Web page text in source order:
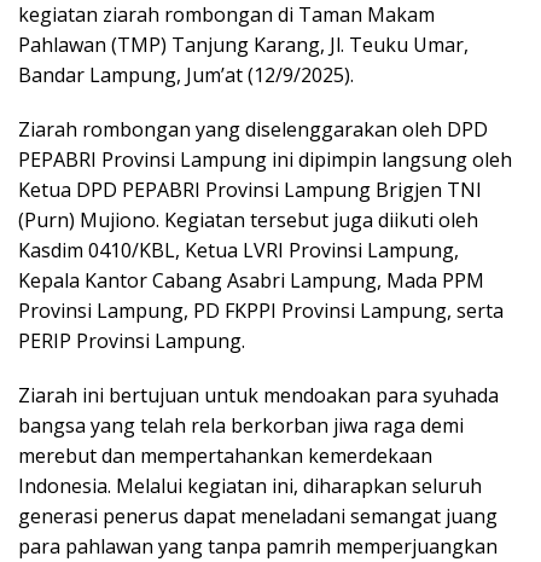
kegiatan ziarah rombongan di Taman Makam
Pahlawan (TMP) Tanjung Karang, Jl. Teuku Umar,
Bandar Lampung, Jum’at (12/9/2025).
Ziarah rombongan yang diselenggarakan oleh DPD
PEPABRI Provinsi Lampung ini dipimpin langsung oleh
Ketua DPD PEPABRI Provinsi Lampung Brigjen TNI
(Purn) Mujiono. Kegiatan tersebut juga diikuti oleh
Kasdim 0410/KBL, Ketua LVRI Provinsi Lampung,
Kepala Kantor Cabang Asabri Lampung, Mada PPM
Provinsi Lampung, PD FKPPI Provinsi Lampung, serta
PERIP Provinsi Lampung.
Ziarah ini bertujuan untuk mendoakan para syuhada
bangsa yang telah rela berkorban jiwa raga demi
merebut dan mempertahankan kemerdekaan
Indonesia. Melalui kegiatan ini, diharapkan seluruh
generasi penerus dapat meneladani semangat juang
para pahlawan yang tanpa pamrih memperjuangkan